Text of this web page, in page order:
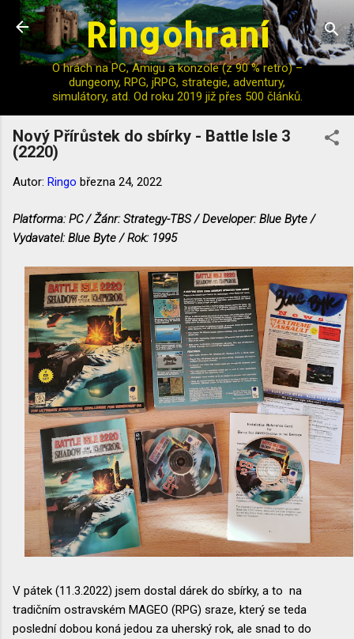
Přeskočit na hlavní obsah
Ringohraní
O hrách na PC, Amigu a konzole (z 90 % retro) –
dungeony, RPG, jRPG, strategie, adventury,
simulátory, atd. Od roku 2019 již přes 500 článků.
Nový Přírůstek do sbírky - Battle Isle 3
(2220)
Autor: Ringo března 24, 2022
Platforma: PC / Žánr: Strategy-TBS / Developer: Blue Byte /
Vydavatel: Blue Byte / Rok: 1995
V pátek (11.3.2022) jsem dostal dárek do sbírky, a to na
tradičním ostravském MAGEO (RPG) sraze, který se teda
poslední dobou koná jedou za uherský rok, ale snad to do